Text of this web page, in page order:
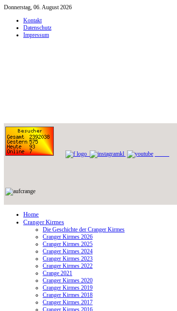
Donnerstag, 06. August 2026
Kontakt
Datenschutz
Impressum
Home
Cranger Kirmes
Die Geschichte der Cranger Kirmes
Cranger Kirmes 2026
Cranger Kirmes 2025
Cranger Kirmes 2024
Cranger Kirmes 2023
Cranger Kirmes 2022
Crange 2021
Cranger Kirmes 2020
Cranger Kirmes 2019
Cranger Kirmes 2018
Cranger Kirmes 2017
Cranger Kirmes 2016